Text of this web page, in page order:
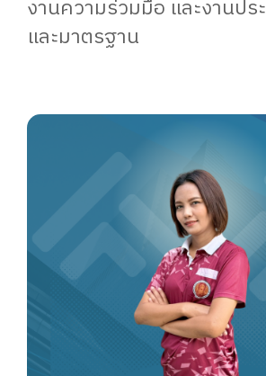
งานความร่วมมือ และงานป
และมาตรฐาน